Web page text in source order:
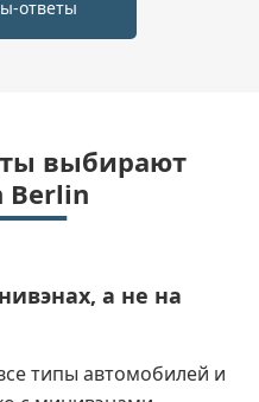
ответы
выбирают
Berlin
а не на
типы автомобилей и